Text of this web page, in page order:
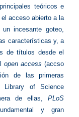
teóricos e
acceso abierto a la
incesante goteo,
características y, a
de títulos desde el
open access (accso
de las primeras
Library of Science
de ellas,PLoS
y gran